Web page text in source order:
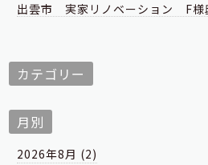
出雲市 実家リノベーション F
カテゴリー
月別
2026年8月 (2)